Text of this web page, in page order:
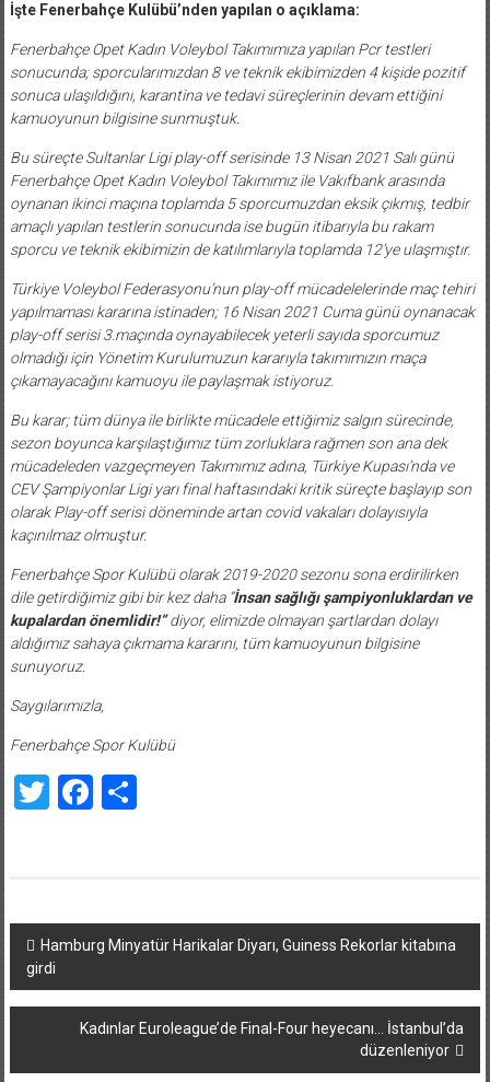
İşte Fenerbahçe Kulübü’nden yapılan o açıklama:
Fenerbahçe Opet Kadın Voleybol Takımımıza yapılan Pcr testleri
sonucunda; sporcularımızdan 8 ve teknik ekibimizden 4 kişide pozitif
sonuca ulaşıldığını, karantina ve tedavi süreçlerinin devam ettiğini
kamuoyunun bilgisine sunmuştuk.
Bu süreçte Sultanlar Ligi play-off serisinde 13 Nisan 2021 Salı günü
Fenerbahçe Opet Kadın Voleybol Takımımız ile Vakıfbank arasında
oynanan ikinci maçına toplamda 5 sporcumuzdan eksik çıkmış, tedbir
amaçlı yapılan testlerin sonucunda ise bugün itibarıyla bu rakam
sporcu ve teknik ekibimizin de katılımlarıyla toplamda 12’ye ulaşmıştır.
Türkiye Voleybol Federasyonu’nun play-off mücadelelerinde maç tehiri
yapılmaması kararına istinaden; 16 Nisan 2021 Cuma günü oynanacak
play-off serisi 3.maçında oynayabilecek yeterli sayıda sporcumuz
olmadığı için Yönetim Kurulumuzun kararıyla takımımızın maça
çıkamayacağını kamuoyu ile paylaşmak istiyoruz.
Bu karar; tüm dünya ile birlikte mücadele ettiğimiz salgın sürecinde,
sezon boyunca karşılaştığımız tüm zorluklara rağmen son ana dek
mücadeleden vazgeçmeyen Takımımız adına, Türkiye Kupası’nda ve
CEV Şampiyonlar Ligi yarı final haftasındaki kritik süreçte başlayıp son
olarak Play-off serisi döneminde artan covid vakaları dolayısıyla
kaçınılmaz olmuştur.
Fenerbahçe Spor Kulübü olarak 2019-2020 sezonu sona erdirilirken
dile getirdiğimiz gibi bir kez daha “İnsan sağlığı şampiyonluklardan ve
kupalardan önemlidir!”diyor, elimizde olmayan şartlardan dolayı
aldığımız sahaya çıkmama kararını, tüm kamuoyunun bilgisine
sunuyoruz.
Saygılarımızla,
Fenerbahçe Spor Kulübü
TwitterFacebook
Share
Yazı
dolaşımı
Hamburg Minyatür Harikalar Diyarı, Guiness Rekorlar kitabına
girdi
Kadınlar Euroleague’de Final-Four heyecanı… İstanbul’da
düzenleniyor